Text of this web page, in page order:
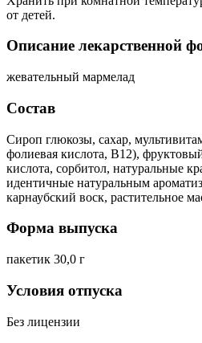
от детей.
Описание лекарственной
жевательный мармелад
Состав
Сироп глюкозы, сахар,
фолиевая кислота, В12),
кислота, сорбитол, натуральные
идентичные натуральным
карнаубский воск, растительное
Форма выпуска
пакетик 30,0 г
Условия отпуска
Без лицензии